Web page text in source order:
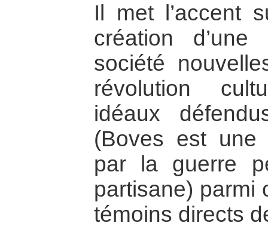
Il met l’accent
création d’une
société
révolution
idéaux
(Boves est une
par la guerre
partisane) parmi
témoins directs